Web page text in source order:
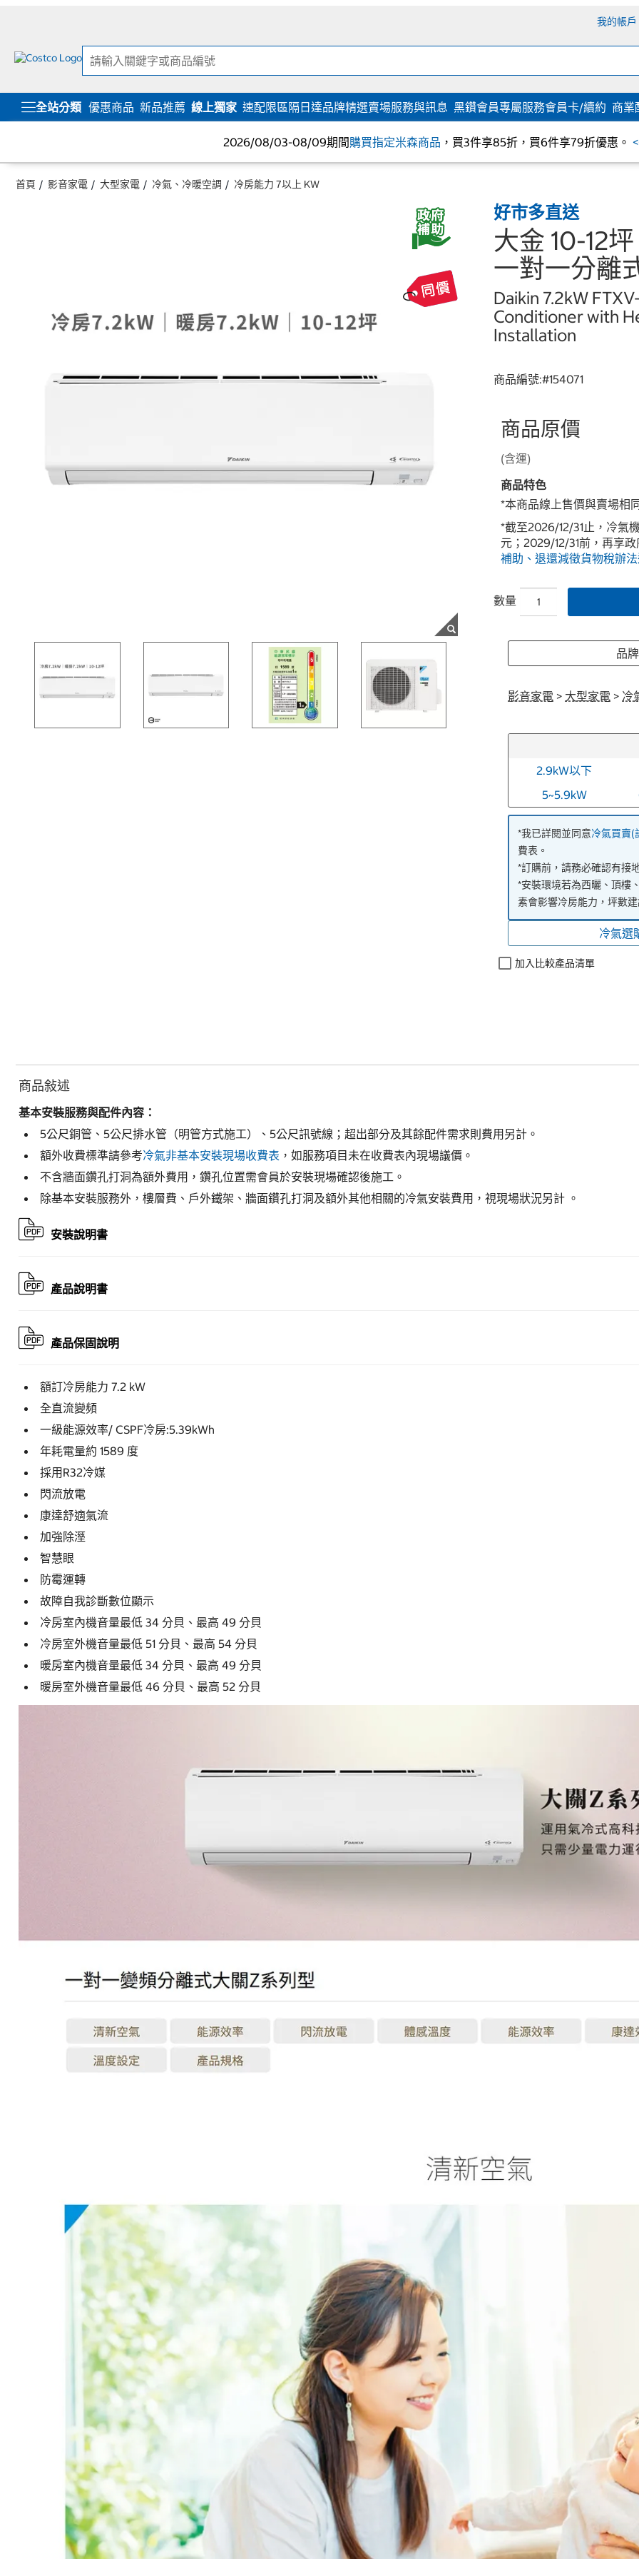
我的帳戶
全站分類 優惠商品 新品推薦 線上獨家 速配限區隔日達品牌精選賣場服務與訊息 黑鑽會員專屬服務會員卡/續約 商業
2026/08/03-08/09期間購買指定米森商品 ，買3件享85折，買6件享79折優惠。
首頁 影音家電 大型家電 冷氣、冷暖空調 冷房能力 7以上 KW
好市多直送
大金 10-12
一對一分離
Daikin 7.2kW
Conditioner with
Installation
商品編號:#154071
商品原價
(含運)
商品特色
*本商品線上售價與賣場相
*截至2026/12/31止，冷氣
元；2029/12/31前，再享
補助、退還減徵貨物稅辦
數量
品
影音家電 > 大型家電 > 冷
2.9kW以下
5~5.9kW
*我已詳閱並同意冷氣買賣(
費表。
*訂購前，請務必確認有接
*安裝環境若為西曬、頂樓
素會影響冷房能力，坪數
冷氣選
加入比較產品清單
商品敍述
基本安裝服務與配件內容：
5公尺銅管、5公尺排水管（明管方式施工）、5公尺訊號線；超出部分及其餘配件需求則費用另計。
額外收費標準請參考冷氣非基本安裝現場收費表 ，如服務項目未在收費表內現場議價。
不含牆面鑽孔打洞為額外費用，鑽孔位置需會員於安裝現場確認後施工。
除基本安裝服務外，樓層費、戶外鐵架、牆面鑽孔打洞及額外其他相關的冷氣安裝費用，視現場狀況另計 。
安裝說明書
產品說明書
產品保固說明
額訂冷房能力 7.2 kW
全直流變頻
一級能源效率/ CSPF冷房:5.39kWh
年耗電量約 1589 度
採用R32冷媒
閃流放電
康達舒適氣流
加強除溼
智慧眼
防霉運轉
故障自我診斷數位顯示
冷房室內機音量最低 34 分貝、最高 49 分貝
冷房室外機音量最低 51 分貝、最高 54 分貝
暖房室內機音量最低 34 分貝、最高 49 分貝
暖房室外機音量最低 46 分貝、最高 52 分貝